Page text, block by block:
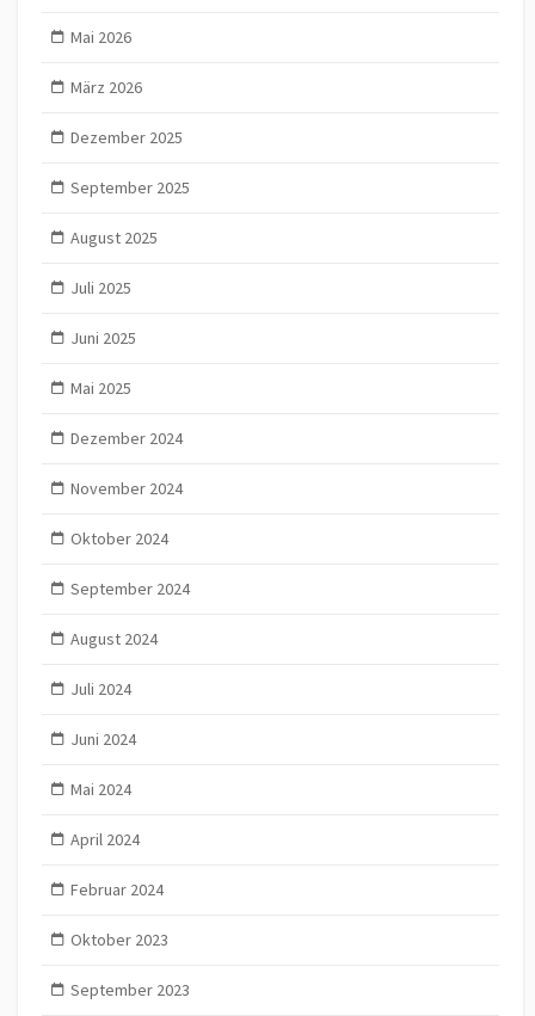
Mai 2026
März 2026
Dezember 2025
September 2025
August 2025
Juli 2025
Juni 2025
Mai 2025
Dezember 2024
November 2024
Oktober 2024
September 2024
August 2024
Juli 2024
Juni 2024
Mai 2024
April 2024
Februar 2024
Oktober 2023
September 2023